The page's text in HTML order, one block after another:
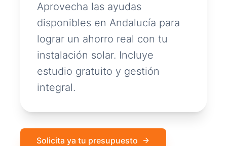
Aprovecha las ayudas
disponibles en Andalucía para
lograr un ahorro real con tu
instalación solar. Incluye
estudio gratuito y gestión
integral.
Solicita ya tu presupuesto